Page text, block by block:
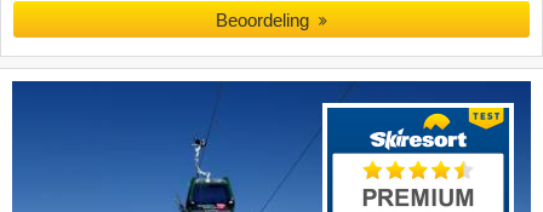
Beoordeling